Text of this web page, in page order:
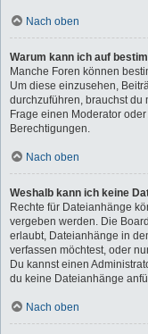
Nach oben
Warum kann ich auf
Manche Foren können
Um diese einzusehen,
durchzuführen, brauchst
Frage einen Moderator
Berechtigungen.
Nach oben
Weshalb kann ich keine
Rechte für Dateianhänge
vergeben werden. Die
erlaubt, Dateianhänge in
verfassen möchtest, oder
Du kannst einen
du keine Dateianhänge
Nach oben